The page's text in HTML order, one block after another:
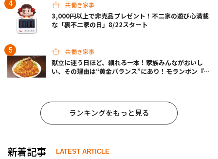
共働き家事
3,000円以上で非売品プレゼント！不二家の遊び心満載
な「裏不二家の日」8/22スタート
共働き家事
献立に迷う日ほど、頼れる一本！家族みんながおいし
い、その理由は“黄金バランス”にあり！モランボン『生
ランキングをもっと見る
新着記事 LATEST ARTICLE